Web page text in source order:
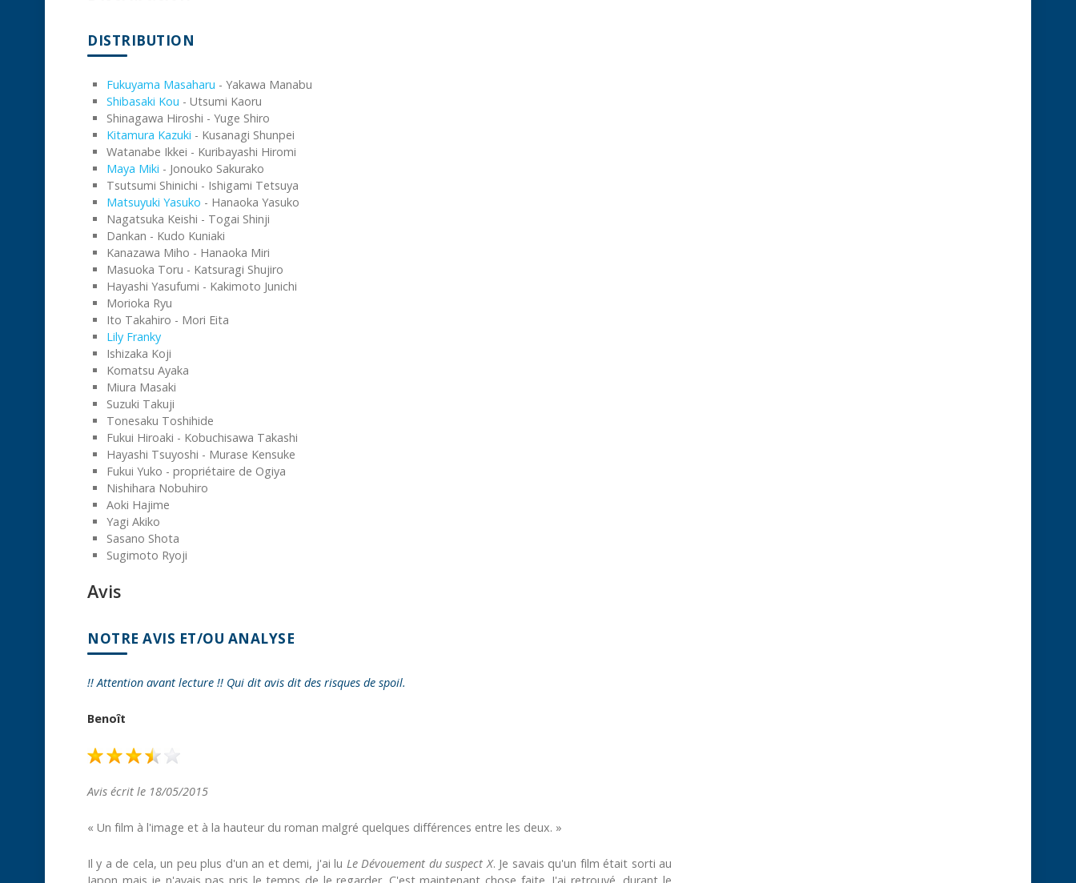
DISTRIBUTION
Fukuyama Masaharu - Yakawa Manabu
Shibasaki Kou - Utsumi Kaoru
Shinagawa Hiroshi - Yuge Shiro
Kitamura Kazuki - Kusanagi Shunpei
Watanabe Ikkei - Kuribayashi Hiromi
Maya Miki - Jonouko Sakurako
Tsutsumi Shinichi - Ishigami Tetsuya
Matsuyuki Yasuko - Hanaoka Yasuko
Nagatsuka Keishi - Togai Shinji
Dankan - Kudo Kuniaki
Kanazawa Miho - Hanaoka Miri
Masuoka Toru - Katsuragi Shujiro
Hayashi Yasufumi - Kakimoto Junichi
Morioka Ryu
Ito Takahiro - Mori Eita
Lily Franky
Ishizaka Koji
Komatsu Ayaka
Miura Masaki
Suzuki Takuji
Tonesaku Toshihide
Fukui Hiroaki - Kobuchisawa Takashi
Hayashi Tsuyoshi - Murase Kensuke
Fukui Yuko - propriétaire de Ogiya
Nishihara Nobuhiro
Aoki Hajime
Yagi Akiko
Sasano Shota
Sugimoto Ryoji
Avis
NOTRE AVIS ET/OU ANALYSE
!! Attention avant lecture !! Qui dit avis dit des risques de spoil.
Benoît
Avis écrit le 18/05/2015
« Un film à l'image et à la hauteur du roman malgré quelques différences entre les deux. »
Il y a de cela, un peu plus d'un an et demi, j'ai lu Le Dévouement du suspect X. Je savais qu'un film était sorti au
Japon mais je n'avais pas pris le temps de le regarder. C'est maintenant chose faite. J'ai retrouvé, durant le